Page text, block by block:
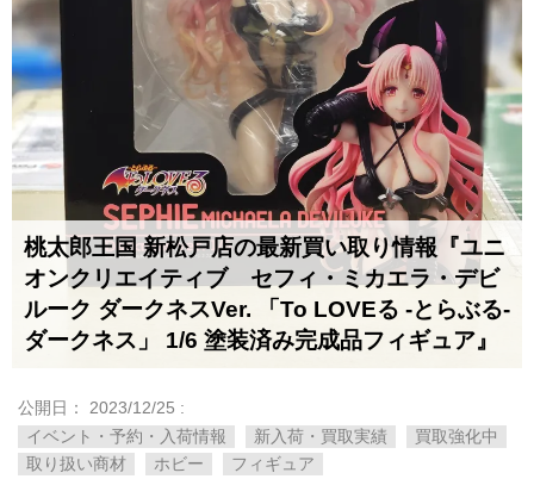
桃太郎王国 新松戸店の最新買い取り情報『ユニ
オンクリエイティブ セフィ・ミカエラ・デビ
ルーク ​ダークネスVer. ​「To ​LOVEる ​-とらぶる-
​ダークネス」 ​1/6 ​塗装済み完成品フィギュア』
公開日： 2023/12/25 :
イベント・予約・入荷情報
新入荷・買取実績
買取強化中
取り扱い商材
ホビー
フィギュア